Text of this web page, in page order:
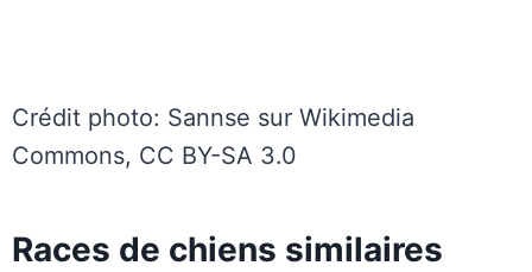
Crédit photo: Sannse sur Wikimedia
Commons, CC BY-SA 3.0
Races de chiens similaires